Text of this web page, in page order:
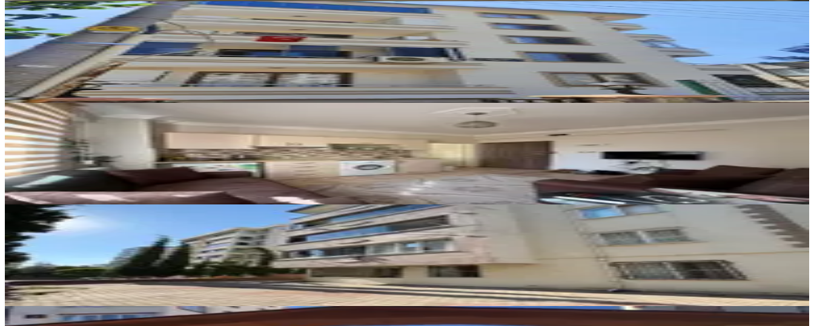
YENİ
Yeni Rota'dan Kültür Merkezi Yukarısı Kiralık Eşyalı 1+1 Daire
Onikişubat, Necip Fazıl Mahallesi
1+1·45 m²·2. Kat·07.08.2026
17.500 ₺
YENİ ROTA İNŞAAT EMLAK
YENİ
Hurda Cafe Civarı Kiralık 2+0 Daire
2+0 ·75 m²·4. Kat·07.08.2026 Ara
Germenıcıa'dan Hürriyet Mh.de Kiralık 3+1 Daire
Onikişubat, Hürriyet Mahallesi
3+1·125 m²· Düz Giriş (Zemin)·06.08.2026
19.500 ₺
Germenicia Gayrimenkul Celalettin Yarpuz
Ara
YENİ
REOS GAYRİMENKUL